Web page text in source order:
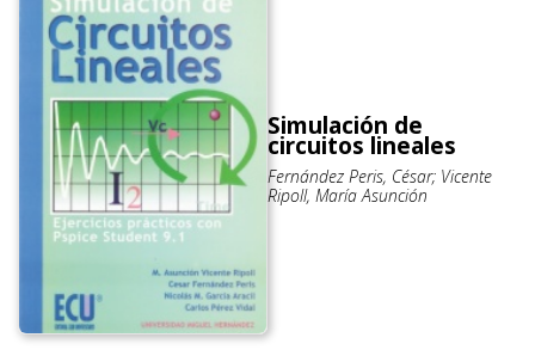
Simulación de
circuitos lineales
Fernández Peris, César; Vicente
Ripoll, María Asunción